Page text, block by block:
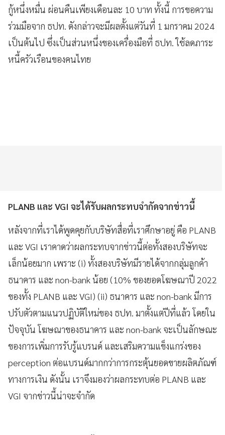
กู้หนึ่งหมื่น ผ่อนคืนเพียงเดือนละ 10 บาท ทั้งนี้ การขอความ
ร่วมมือจาก ธปท. ดังกล่าวจะมีผลตั้งแต่วันที่ 1 มกราคม 2024
เป็นต้นไป ซึ่งเป็นส่วนหนึ่งของเครื่องมือที่ ธปท. ใช้ลดภาระ
หนี้ครัวเรือนของคนไทย
PLANB และ VGI จะได้รับผลกระทบจำกัดจากข่าวนี้
หลังจากที่เราได้พูดคุยกับบริษัทสื่อที่เราศึกษาอยู่ คือ PLANB
และ VGI เราคาดว่าผลกระทบจากข่าวนี้ต่อทั้งสองบริษัทจะ
เล็กน้อยมาก เพราะ (i) ทั้งสองบริษัทมีรายได้จากกลุ่มลูกค้า
ธนาคาร และ non-bank น้อย (10% ของยอดโฆษณาปี 2022
ของทั้ง PLANB และ VGI) (ii) ธนาคาร และ non-bank มีการ
ปรับตัวตามแนวปฏิบัติใหม่ของ ธปท. มาตั้งแต่ปีที่แล้ว โดยใน
ปัจจุบัน โฆษณาของธนาคาร และ non-bank จะเป็นลักษณะ
ของการเพิ่มการรับรู้แบรนด์ และเสริมความแข็งแกร่งของ
perception ต่อแบรนด์มากกว่าการกระตุ้นยอดขายผลิตภัณฑ์
ทางการเงิน ดังนั้น เราจึงมองว่าผลกระทบต่อ PLANB และ
VGI จากข่าวนี้น่าจะจำกัด